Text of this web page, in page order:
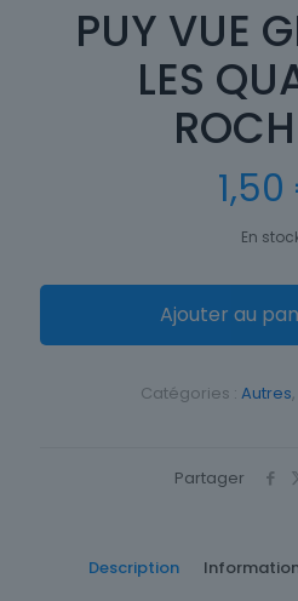
PUY VUE
LES
1,50
En
Ajouter au
Catégories : Autres,
Partager
Description